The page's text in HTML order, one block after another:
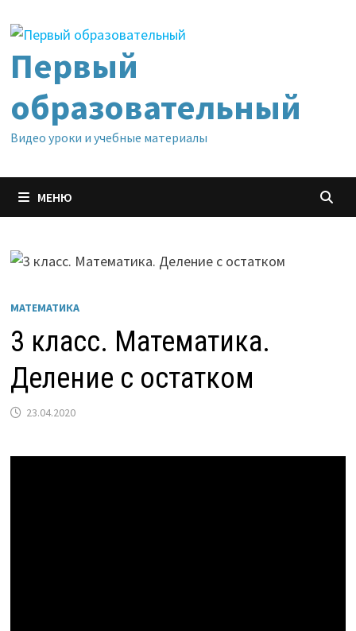
содержимому
Первый
образовательный
Видео уроки и учебные материалы
МЕНЮ
МАТЕМАТИКА
3 класс. Математика.
Деление с остатком
23.04.2020